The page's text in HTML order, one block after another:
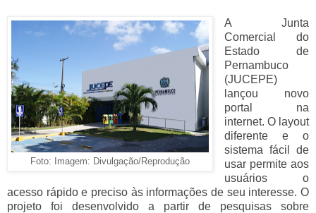
Foto: Imagem: Divulgação/Reprodução
A Junta
Comercial do
Estado de
Pernambuco
(JUCEPE)
lançou novo
portal na
internet. O layout
diferente e o
sistema fácil de
usar permite aos
usuários o
acesso rápido e preciso às informações de seu interesse. O
projeto foi desenvolvido a partir de pesquisas sobre